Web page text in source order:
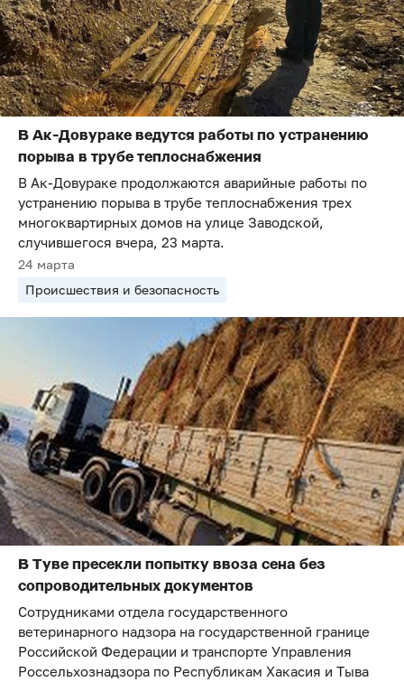
В Ак-Довураке ведутся работы по устранению
порыва в трубе теплоснабжения
В Ак-Довураке продолжаются аварийные работы по
устранению порыва в трубе теплоснабжения трех
многоквартирных домов на улице Заводской,
случившегося вчера, 23 марта.
24 марта
Происшествия и безопасность
В Туве пресекли попытку ввоза сена без
сопроводительных документов
Сотрудниками отдела государственного
ветеринарного надзора на государственной границе
Российской Федерации и транспорте Управления
Россельхознадзора по Республикам Хакасия и Тыва